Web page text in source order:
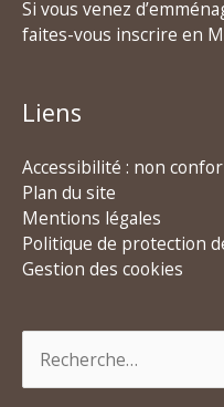
Si vous venez
faites-vous inscrire en
Liens
Accessibilité : non
Plan du site
Mentions légales
Politique de protection
Gestion des cookies